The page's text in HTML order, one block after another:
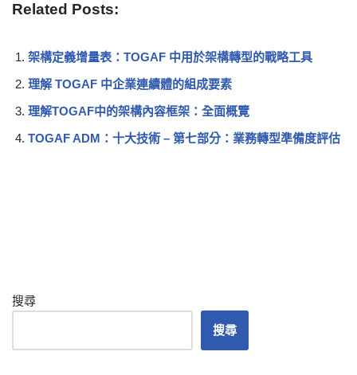
Related Posts:
架構定義增量表：TOGAF 中用於架構轉型的戰略工具
理解 TOGAF 中企業連續體的組成要素
理解TOGAF中的架構內容框架：全面概覽
TOGAF ADM：十大技術 – 第七部分：業務轉型準備度評估
搜尋
搜尋